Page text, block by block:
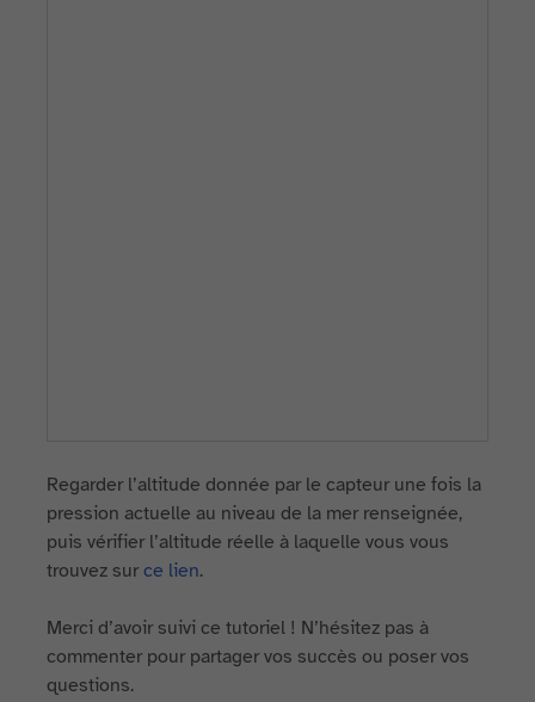
Regarder l’altitude donnée par le capteur une fois la
pression actuelle au niveau de la mer renseignée,
puis vérifier l’altitude réelle à laquelle vous vous
trouvez surce lien.
Merci d’avoir suivi ce tutoriel ! N’hésitez pas à
commenter pour partager vos succès ou poser vos
questions.